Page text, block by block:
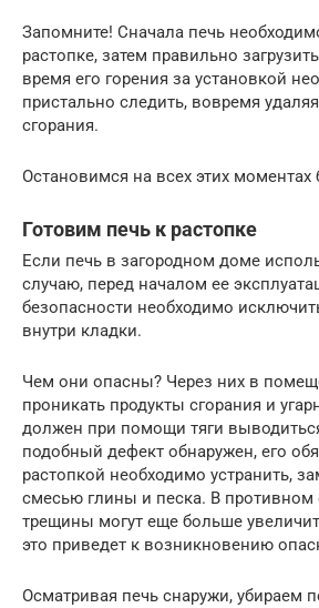
Запомните! Сначала печь
растопке, затем правильно
время его горения за установкой
пристально следить, вовремя
сгорания.
Остановимся на всех этих моментах
Готовим печь к растопке
Если печь в загородном доме
случаю, перед началом ее
безопасности необходимо
внутри кладки.
Чем они опасны? Через них в
проникать продукты сгорания и
должен при помощи тяги
подобный дефект обнаружен, его
растопкой необходимо устранить,
смесью глины и песка. В противном
трещины могут еще больше
это приведет к возникновению
Осматривая печь снаружи, убираем